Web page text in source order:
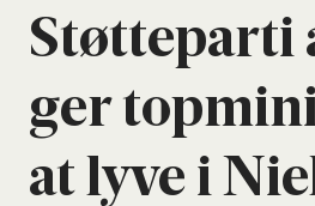
ger
at lyve i